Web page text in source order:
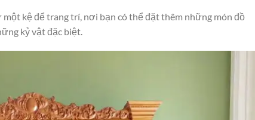
kệ để trang trí, nơi bạn có thể đặt thêm những món đồ
kỷ vật đặc biệt.